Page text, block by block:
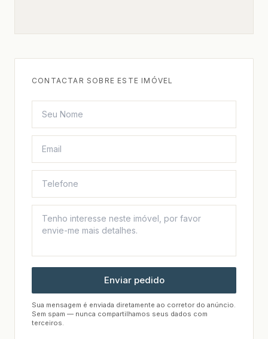
CONTACTAR SOBRE ESTE IMÓVEL
Enviar pedido
Sua mensagem é enviada diretamente ao corretor do anúncio.
Sem spam — nunca compartilhamos seus dados com
terceiros.